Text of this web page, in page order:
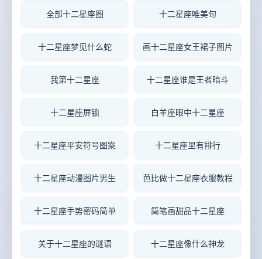
全部十二星座图 十二星座唯美句
十二星座梦见什么蛇 画十二星座女王裙子图片
我第十二星座 十二星座谁是王者暗斗
十二星座屏锁 白羊座眼中十二星座
十二星座平安符号图案 十二星座里有排行
十二星座动漫图片男生 芭比做十二星座衣服教程
十二星座手势密码简单 简笔画甜品十二星座
关于十二星座的谜语 十二星座像什么神龙